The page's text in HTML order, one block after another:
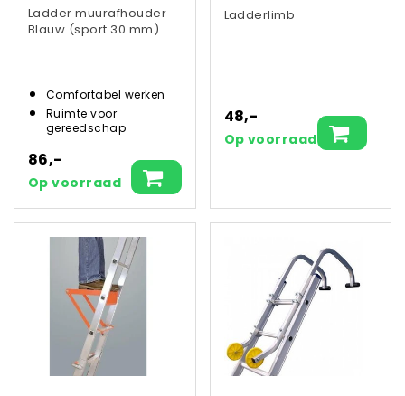
Ladder muurafhouder
Blauw (sport 30 mm)
Comfortabel werken
Ruimte voor
gereedschap
86,-
Op voorraad
Ladderlimb
48,-
Op voorraad